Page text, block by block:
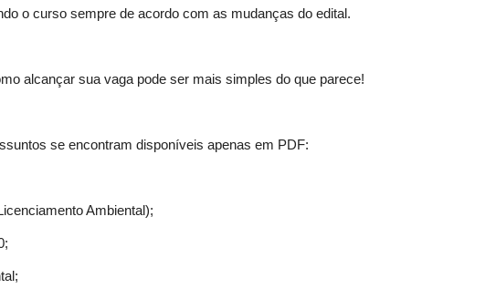
o curso sempre de acordo com as mudanças do edital.
alcançar sua vaga pode ser mais simples do que parece!
se encontram disponíveis apenas em PDF:
Ambiental);